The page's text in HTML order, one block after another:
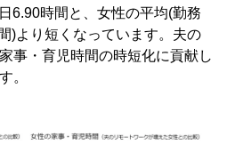
6.90時間と、女性の平均(勤務
)より短くなっています。夫の
事・育児時間の時短化に貢献し
。